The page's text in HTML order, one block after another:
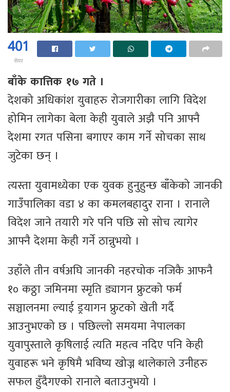
401
सेयर
बाँके कात्तिक १७ गते ।
देशको अधिकांश युवाहरु रोजगारीका लागि विदेश
होमिन लागेका बेला केही युवाले अझै पनि आफ्नै
देशमा रगत पसिना बगाएर काम गर्ने सोचका साथ
जुटेका छन् ।
त्यस्ता युवामध्येका एक युवक हुनुहुन्छ बाँकेको जानकी
गाउँपालिका वडा ४ का कमलबहादुर राना । रानाले
विदेश जाने तयारी गरे पनि पछि सो सोच त्यागेर
आफ्नै देशमा केही गर्ने ठान्नुभयो ।
उहाँले तीन वर्षअघि जानकी नहरचोक नजिकै आफनै
१० कठ्ठा जमिनमा स्मृति ड्यागन फ्रुटको फर्म
सञ्चालनमा ल्याई ड्रयागन फ्रुटको खेती गर्दै
आउनुभएको छ । पछिल्लो समयमा नेपालका
युवापुस्ताले कृषिलाई त्यति महत्व नदिए पनि केही
युवाहरू भने कृषिमै भविष्य खोज्न थालेकाले उनीहरु
सफल हुँदैगएको रानाले बताउनुभयो ।